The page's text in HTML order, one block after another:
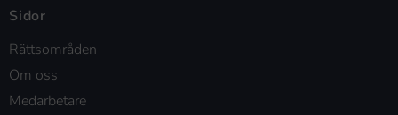
Sidor
Rättsområden
Om oss
Medarbetare